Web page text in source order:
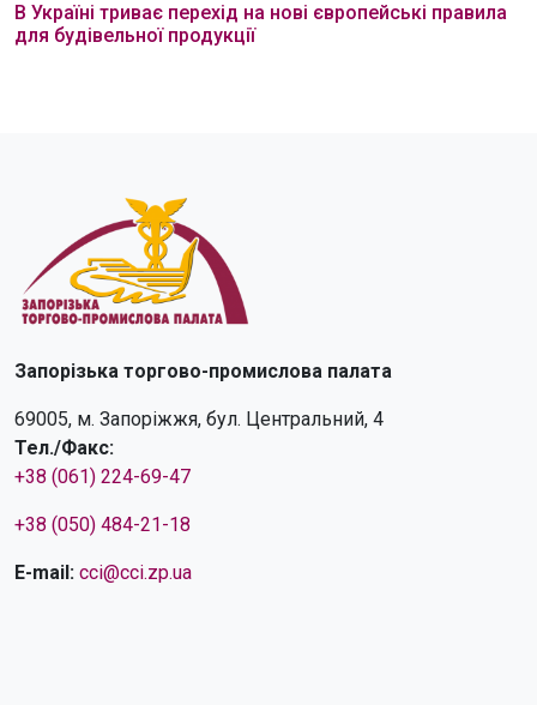
В Україні триває перехід на нові європейські правила
для будівельної продукції
Запорізька торгово-промислова палата
69005, м. Запоріжжя, бул. Центральний, 4
Тел./Факс:
+38 (061) 224-69-47
+38 (050) 484-21-18
E-mail: cci@cci.zp.ua